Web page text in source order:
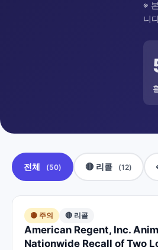
※
니
전체 (50) 🔴 리콜 (12)
🟡 주의 🔴 리콜
American Regent, Inc.
Nationwide Recall of Two